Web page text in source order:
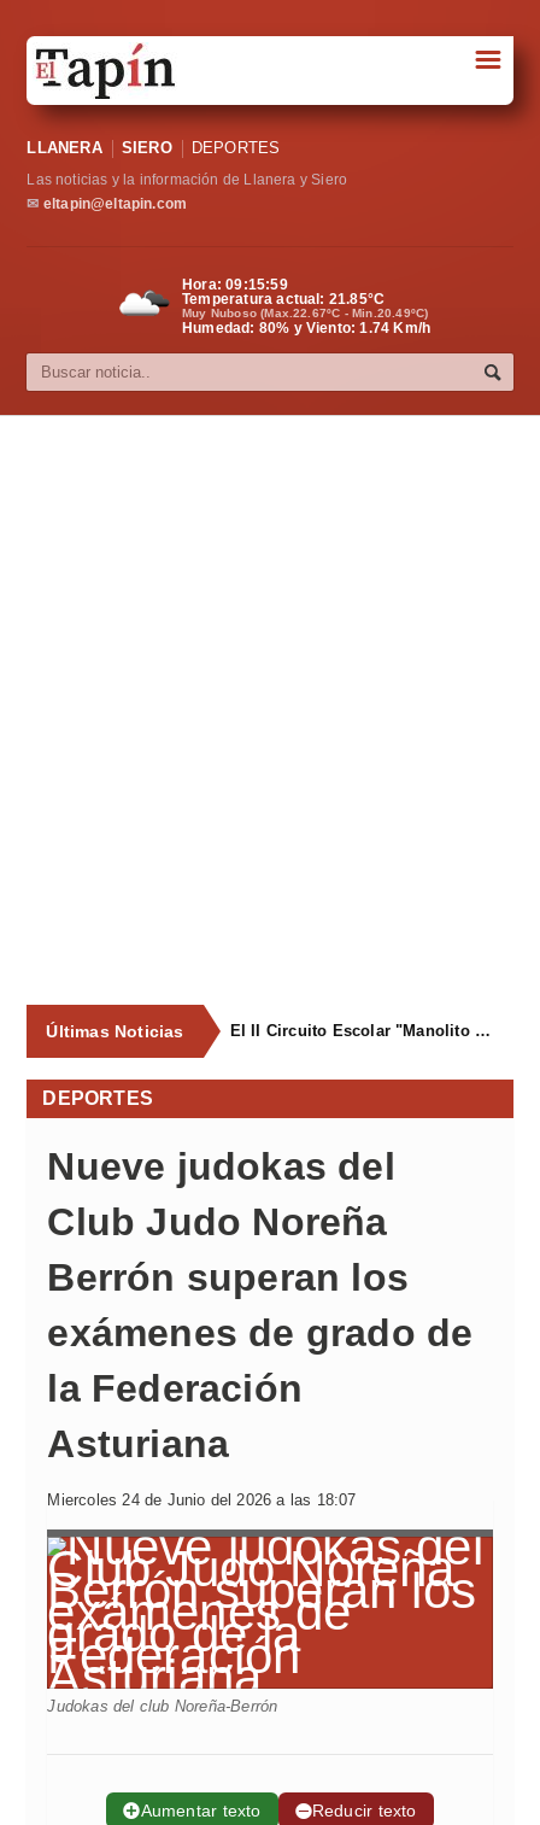
Sociedad
Política
Cultura
☰
LLANERA SIERO DEPORTES
Las noticias y la información de Llanera y Siero
✉ eltapin@eltapin.com
Hora:09:16:00
Temperatura actual: 21.85°C
Muy Nuboso (Max.22.67ºC - Min.20.49ºC)
Humedad: 80% y Viento: 1.74 Km/h
Últimas Noticias El II Circuito Escolar "Manolito el Pegu" volvió a reunir a las jóvenes promesas del ciclismo asturiano en El Carbayu
DEPORTES
Nueve judokas del
Club Judo Noreña
Berrón superan los
exámenes de grado de
la Federación
Asturiana
Miercoles 24 de Junio del 2026 a las 18:07
Judokas del club Noreña-Berrón
➕Aumentar texto ➖Reducir texto